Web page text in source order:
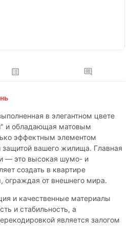
в элегантном цвете
и обладающая матовым
эффектным элементом
вашего жилища. Главная
— это высокая шумо- и
создать в квартире
ограждая от внешнего мира.
и качественные материалы
и стабильность, а
является залогом